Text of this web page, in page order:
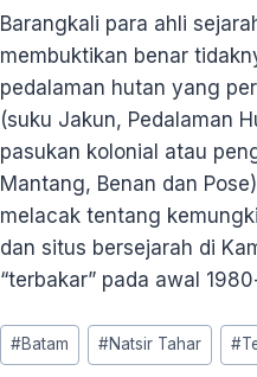
Barangkali para ahli
membuktikan benar
pedalaman hutan yang
(suku Jakun, Pedalaman
pasukan kolonial atau
Mantang, Benan dan
melacak tentang
dan situs bersejarah di
“terbakar” pada awal
Post
Tags:
#Batam #Natsir Tahar #